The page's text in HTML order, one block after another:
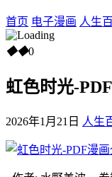
首页 电子漫画 人生
◆◆0
虹色时光-
2026年1月21日 人生